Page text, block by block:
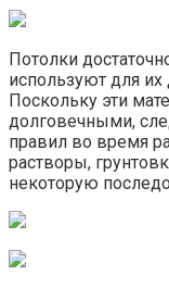
Потолки
используют для
Поскольку эти
долговечными,
правил во время
растворы,
некоторую